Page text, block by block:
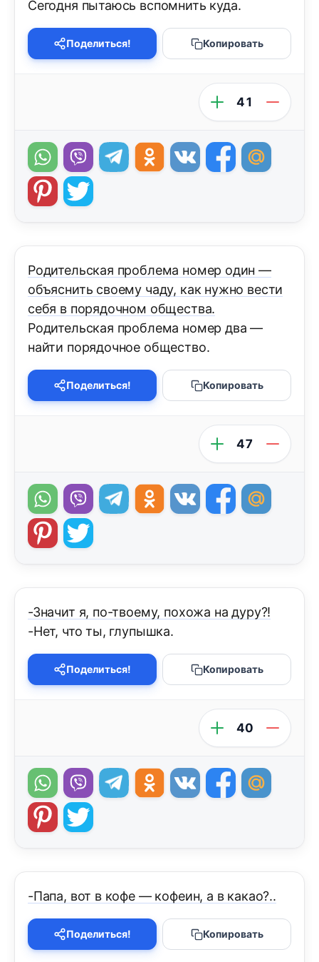
Сегодня пытаюсь вспомнить куда.
Поделиться! Копировать
41
Родительская проблема номер один —
объяснить своему чаду, как нужно вести
себя в порядочном общества.
Родительская проблема номер два —
найти порядочное общество.
Поделиться! Копировать
47
-Значит я, по-твоему, похожа на дуру?!
-Нет, что ты, глупышка.
Поделиться! Копировать
40
-Папа, вот в кофе — кофеин, а в какао?..
Поделиться! Копировать